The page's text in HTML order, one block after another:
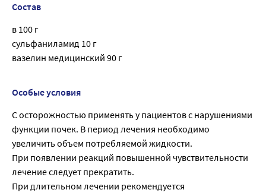
Состав
в 100 г
сульфаниламид 10 г
вазелин медицинский 90 г
Особые условия
С осторожностью применять у пациентов с нарушениями
функции почек. В период лечения необходимо
увеличить объем потребляемой жидкости.
При появлении реакций повышенной чувствительности
лечение следует прекратить.
При длительном лечении рекомендуется